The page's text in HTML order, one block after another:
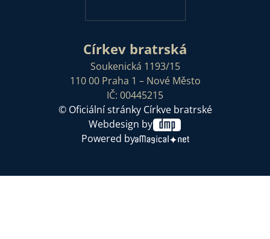
Církev bratrská
Soukenická 1193/15
110 00 Praha 1 – Nové Město
IČ: 00445215
© Oficiální stránky Církve bratrské
Webdesign by
Powered by